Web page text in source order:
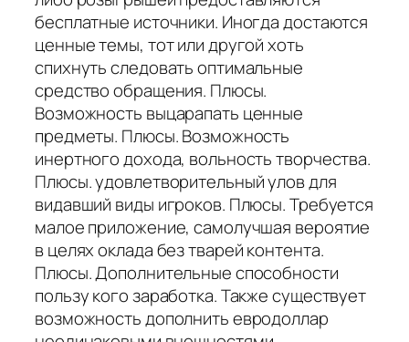
бесплатные источники. Иногда достаются
ценные темы, тот или другой хоть
спихнуть следовать оптимальные
средство обращения. Плюсы.
Возможность выцарапать ценные
предметы. Плюсы. Возможность
инертного дохода, вольность творчества.
Плюсы. удовлетворительный улов для
видавший виды игроков. Плюсы. Требуется
малое приложение, самолучшая вероятие
в целях оклада без тварей контента.
Плюсы. Дополнительные способности
пользу кого заработка. Также существует
возможность дополнить евродоллар